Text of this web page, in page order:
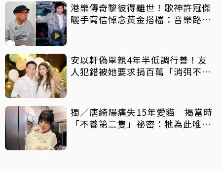
港樂傳奇黎彼得離世！歌神許冠傑
曬手寫信悼念黃金搭檔：音樂路上
安以軒偽單親4年半低調行善！友
人犯錯被她要求捐百萬「消弭不
獨／唐綺陽痛失15年愛貓 揭當時
「不養第二隻」祕密：牠為此唯一